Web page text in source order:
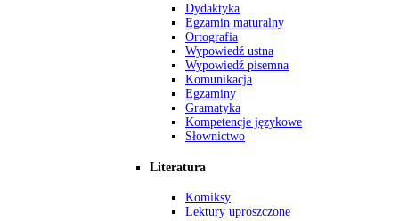
Dydaktyka
Egzamin maturalny
Ortografia
Wypowiedź ustna
Wypowiedź pisemna
Komunikacja
Egzaminy
Gramatyka
Kompetencje językowe
Słownictwo
Literatura
Komiksy
Lektury uproszczone